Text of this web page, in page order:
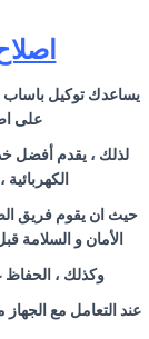
على
لذلك ، يقدم أفضل
الأمان و السلامة
وكذلك ، الحفاظ
عند التعامل مع الجهاز